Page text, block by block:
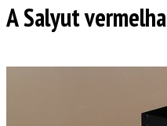
A Salyut vermelha